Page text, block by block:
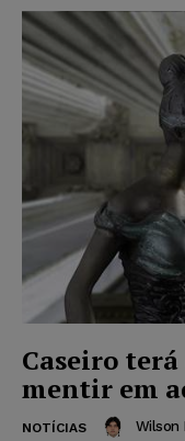
Caseiro
mentir em
NOTÍCIAS Wilson